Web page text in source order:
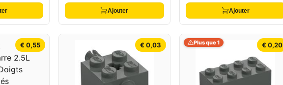
Ajouter Ajouter
€ 0,55 € 0,03 € 0,20
Plus que 1